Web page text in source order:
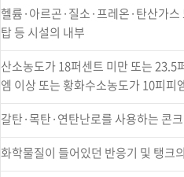
헬륨·아르곤·질소·프레온·탄산가
탑 등 시설의 내부
산소농도가 18퍼센트 미만 또는
엠 이상 또는 황화수소농도가 10피피
갈탄·목탄·연탄난로를 사용하는 콘
화학물질이 들어있던 반응기 및 탱크